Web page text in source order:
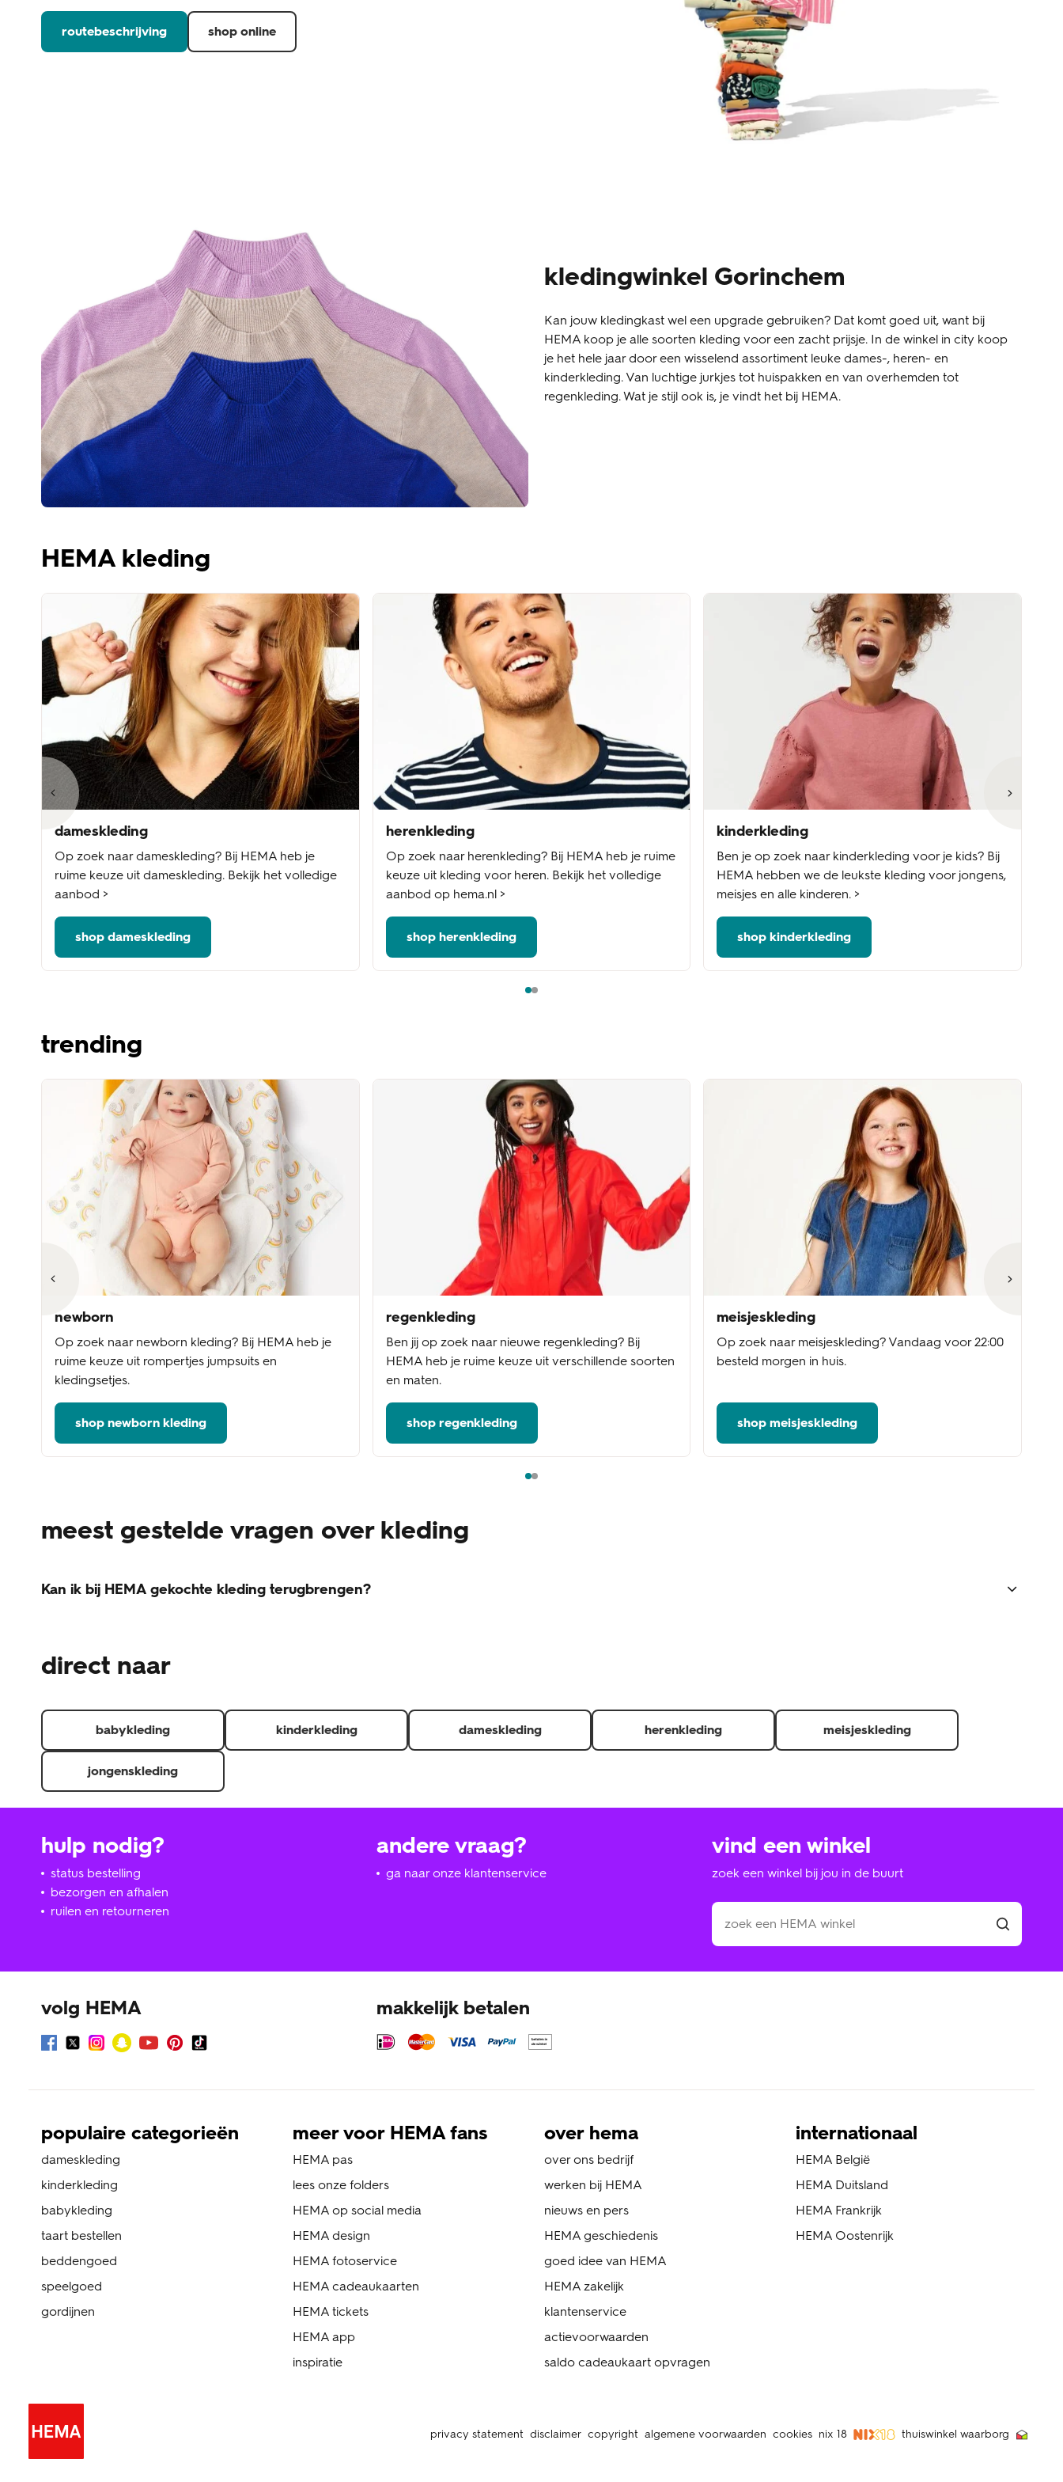
routebeschrijving shop online
kledingwinkel Gorinchem
Kan jouw kledingkast wel een upgrade gebruiken? Dat komt goed uit, want bij
HEMA koop je alle soorten kleding voor een zacht prijsje. In de winkel in city koop
je het hele jaar door een wisselend assortiment leuke dames-, heren- en
kinderkleding. Van luchtige jurkjes tot huispakken en van overhemden tot
regenkleding. Wat je stijl ook is, je vindt het bij HEMA.
HEMA kleding
dameskleding
Op zoek naar dameskleding? Bij HEMA heb je
ruime keuze uit dameskleding. Bekijk het volledige
aanbod >
shop dameskleding
herenkleding
Op zoek naar herenkleding? Bij HEMA heb je ruime
keuze uit kleding voor heren. Bekijk het volledige
aanbod op hema.nl >
shop herenkleding
kinderkleding
Ben je op zoek naar kinderkleding voor je kids? Bij
HEMA hebben we de leukste kleding voor jongens,
meisjes en alle kinderen. >
shop kinderkleding
trending
newborn
Op zoek naar newborn kleding? Bij HEMA heb je
ruime keuze uit rompertjes jumpsuits en
kledingsetjes.
shop newborn kleding
regenkleding
Ben jij op zoek naar nieuwe regenkleding? Bij
HEMA heb je ruime keuze uit verschillende soorten
en maten.
shop regenkleding
meisjeskleding
Op zoek naar meisjeskleding? Vandaag voor 22:00
besteld morgen in huis.
shop meisjeskleding
meest gestelde vragen over kleding
Kan ik bij HEMA gekochte kleding terugbrengen?
Het product zit in de originele verpakking en het label/kaartje zit er nog aan. (indien redelijkerwijs mogelijk)
Je kunt de factuur, pakbon of QR-code voor een thuislevering en kassabon of QR-code voor in de winkel afgehaalde of gekochte producten laten zien.
Retourneer je de hele bestelling? Dan krijg je je verzendkosten of verwerkingskosten ook terug als je deze hebt betaald.
direct naar
babykleding kinderkleding dameskleding herenkleding meisjeskleding
jongenskleding
hulp nodig?
status bestelling
bezorgen en afhalen
ruilen en retourneren
andere vraag?
ga naar onze klantenservice
vind een winkel
zoek een winkel bij jou in de buurt
volg HEMA makkelijk betalen
populaire categorieën
dameskleding
kinderkleding
babykleding
taart bestellen
beddengoed
speelgoed
gordijnen
meer voor HEMA fans
HEMA pas
lees onze folders
HEMA op social media
HEMA design
HEMA fotoservice
HEMA cadeaukaarten
HEMA tickets
HEMA app
inspiratie
over hema
over ons bedrijf
werken bij HEMA
nieuws en pers
HEMA geschiedenis
goed idee van HEMA
HEMA zakelijk
klantenservice
actievoorwaarden
saldo cadeaukaart opvragen
internationaal
HEMA België
HEMA Duitsland
HEMA Frankrijk
HEMA Oostenrijk
privacy statement disclaimer copyright algemene voorwaarden cookies nix 18 thuiswinkel waarborg